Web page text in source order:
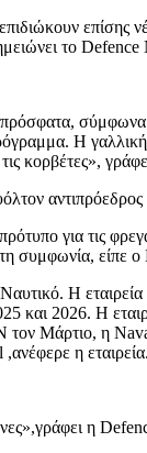
επίσης
το Defence
Η
κορβέτες»,
για τις
συμφωνία, είπε ο
Η εταιρεία
και 2026. Η
Μάρτιο, η
η εταιρεία.
η